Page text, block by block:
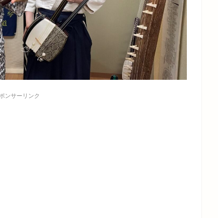
ンサーリンク